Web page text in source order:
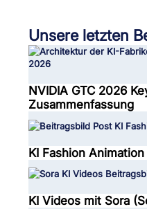
Unsere letzten
NVIDIA GTC 2026
Zusammenfassung
KI Fashion
KI Videos mit Sora